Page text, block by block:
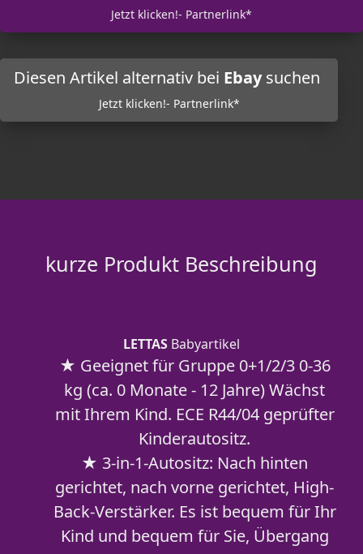
Jetzt klicken!- Partnerlink*
Diesen Artikel alternativ bei Ebaysuchen
Jetzt klicken!- Partnerlink*
kurze Produkt Beschreibung
LETTAS Babyartikel
★ Geeignet für Gruppe 0+1/2/3 0-36
kg (ca. 0 Monate - 12 Jahre) Wächst
mit Ihrem Kind. ECE R44/04 geprüfter
Kinderautositz.
★ 3-in-1-Autositz: Nach hinten
gerichtet, nach vorne gerichtet, High-
Back-Verstärker. Es ist bequem für Ihr
Kind und bequem für Sie, Übergang